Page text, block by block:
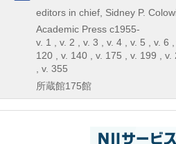
editors in chief, Sidney P.
Academic Press c1955-
v. 1 , v. 2 , v. 3 , v. 4 , v. 5 , v. 6
120 , v. 140 , v. 175 , v. 199 ,
, v. 355
所蔵館175館